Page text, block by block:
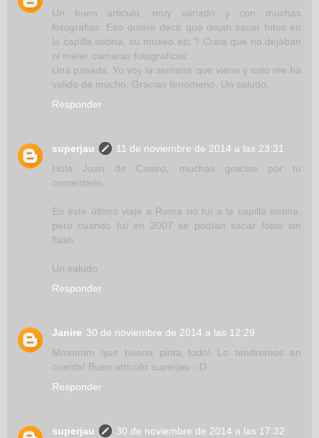
Un buen articulo, muy variado y con muchas
fotografias. Eso quiere decir que dejan sacar fotos en
la capilla sixtina, su museo etc ? Creia que no dejaban
ni meter camaras fotograficas.
Una pasada. Yo voy la semana que viene y esto me ha
valido de mucho. Gracias fenomeno. Un saludo.
Responder
superjau
11 de noviembre de 2014 a las 23:31
Hola Juan de Castro, muchas gracias por tu
comentario.
En este último viaje a Roma no fuí a la capilla sixtina,
pero cuando fuí en 2007 se podían sacar fotos sin
flash.
Un saludo
Responder
Janire 30 de noviembre de 2014 a las 12:29
Mmmmm que buena pinta todo! Lo tendremos en
cuenta! Buen artículo superjau ;-D
Responder
superjau
30 de noviembre de 2014 a las 17:32